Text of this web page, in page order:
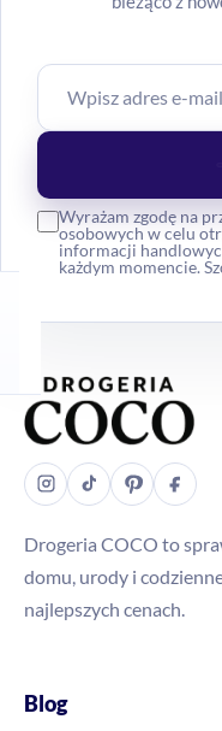
Wyrażam zgodę na
osobowych w celu
informacji
każdym momencie.
Drogeria COCO to
domu, urody i
najlepszych cenach.
Blog